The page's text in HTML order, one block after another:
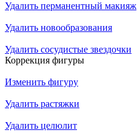
Удалить перманентный макияж
Удалить новообразования
Удалить сосудистые звездочки
Коррекция фигуры
Изменить фигуру
Удалить растяжки
Удалить целюлит